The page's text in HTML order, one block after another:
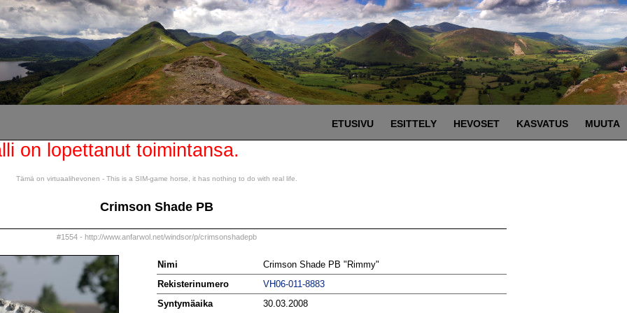
ETUSIVU ESITTELY HEVOSET KASVATUS MUUTA
on lopettanut toimintansa.
Tämä on virtuaalihevonen - This is a SIM-game horse, it has nothing to do with real life.
Crimson Shade PB
#1554 - http://www.anfarwol.net/windsor/p/crimsonshadepb
Nimi
Crimson Shade PB "Rimmy"
Rekisterinumero
VH06-011-8883
Syntymäaika
30.03.2008